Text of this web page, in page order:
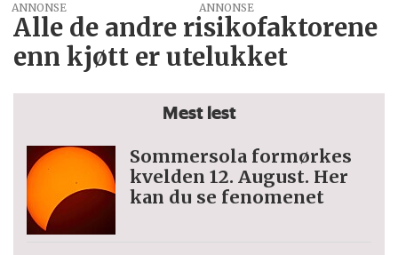
ANNONSE
Alle de andre risikofaktorene
enn kjøtt er utelukket
Mest lest
Sommersola formørkes
kvelden 12. August. Her
kan du se fenomenet